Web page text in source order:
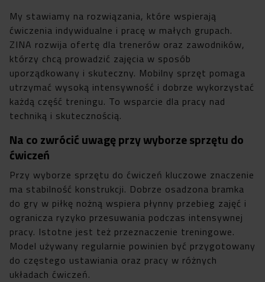
My stawiamy na rozwiązania, które wspierają
ćwiczenia indywidualne i pracę w małych grupach.
ZINA rozwija ofertę dla trenerów oraz zawodników,
którzy chcą prowadzić zajęcia w sposób
uporządkowany i skuteczny. Mobilny sprzęt pomaga
utrzymać wysoką intensywność i dobrze wykorzystać
każdą część treningu. To wsparcie dla pracy nad
techniką i skutecznością.
Na co zwrócić uwagę przy wyborze sprzętu do
ćwiczeń
Przy wyborze sprzętu do ćwiczeń kluczowe znaczenie
ma stabilność konstrukcji. Dobrze osadzona bramka
do gry w piłkę nożną wspiera płynny przebieg zajęć i
ogranicza ryzyko przesuwania podczas intensywnej
pracy. Istotne jest też przeznaczenie treningowe.
Model używany regularnie powinien być przygotowany
do częstego ustawiania oraz pracy w różnych
układach ćwiczeń.